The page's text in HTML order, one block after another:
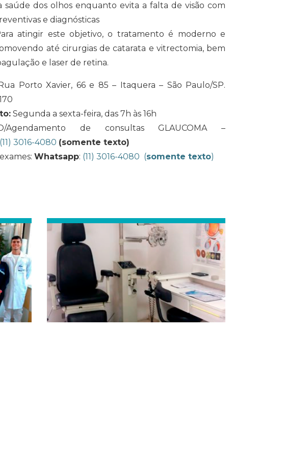
saúde dos olhos enquanto evita a falta de visão com
e diagnósticas
atingir este objetivo, o tratamento é moderno e
até cirurgias de catarata e vitrectomia, bem
e laser de retina.
Porto Xavier, 66 e 85 – Itaquera – São Paulo/SP.
Segunda a sexta-feira, das 7h às 16h
Agendamento de consultas GLAUCOMA –
(11) 3016-4080 (somente texto)
Whatsapp: (11) 3016-4080 (somente texto)